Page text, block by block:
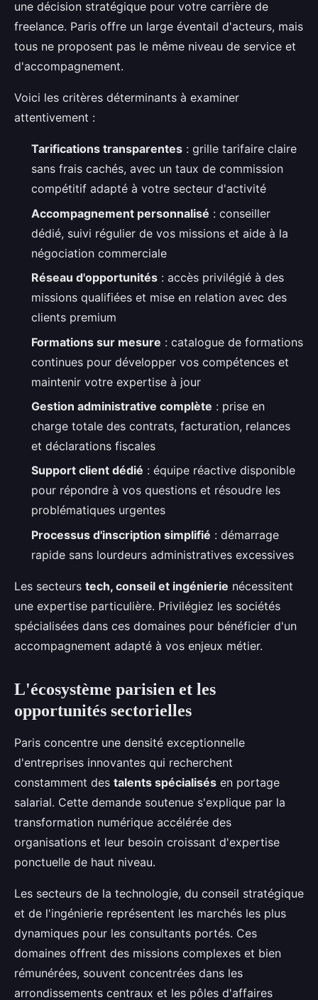
une décision stratégique pour votre carrière de
freelance. Paris offre un large éventail d'acteurs, mais
tous ne proposent pas le même niveau de service et
d'accompagnement.
Voici les critères déterminants à examiner
attentivement :
Tarifications transparentes : grille tarifaire claire
sans frais cachés, avec un taux de commission
compétitif adapté à votre secteur d'activité
Accompagnement personnalisé : conseiller
dédié, suivi régulier de vos missions et aide à la
négociation commerciale
Réseau d'opportunités : accès privilégié à des
missions qualifiées et mise en relation avec des
clients premium
Formations sur mesure : catalogue de formations
continues pour développer vos compétences et
maintenir votre expertise à jour
Gestion administrative complète : prise en
charge totale des contrats, facturation, relances
et déclarations fiscales
Support client dédié : équipe réactive disponible
pour répondre à vos questions et résoudre les
problématiques urgentes
Processus d'inscription simplifié : démarrage
rapide sans lourdeurs administratives excessives
Les secteurs tech, conseil et ingénierie nécessitent
une expertise particulière. Privilégiez les sociétés
spécialisées dans ces domaines pour bénéficier d'un
accompagnement adapté à vos enjeux métier.
L'écosystème parisien et les
opportunités sectorielles
Paris concentre une densité exceptionnelle
d'entreprises innovantes qui recherchent
constamment des talents spécialisés en portage
salarial. Cette demande soutenue s'explique par la
transformation numérique accélérée des
organisations et leur besoin croissant d'expertise
ponctuelle de haut niveau.
Les secteurs de la technologie, du conseil stratégique
et de l'ingénierie représentent les marchés les plus
dynamiques pour les consultants portés. Ces
domaines offrent des missions complexes et bien
rémunérées, souvent concentrées dans les
arrondissements centraux et les pôles d'affaires